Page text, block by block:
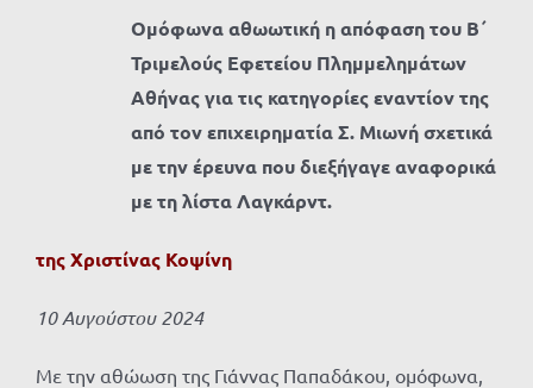
Ομόφωνα αθωωτική η απόφαση του Β΄
Τριμελούς Εφετείου Πλημμελημάτων
Αθήνας για τις κατηγορίες εναντίον της
από τον επιχειρηματία Σ. Μιωνή σχετικά
με την έρευνα που διεξήγαγε αναφορικά
με τη λίστα Λαγκάρντ.
της Χριστίνας Κοψίνη
10 Αυγούστου 2024
Με την αθώωση της Γιάννας Παπαδάκου, ομόφωνα,